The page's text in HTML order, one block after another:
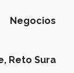
Negocios
Reto Sura